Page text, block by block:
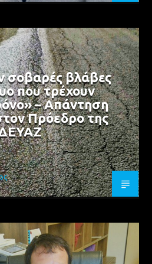
σοβαρές βλάβες
που τρέχουν
– Απάντηση
Πρόεδρο της